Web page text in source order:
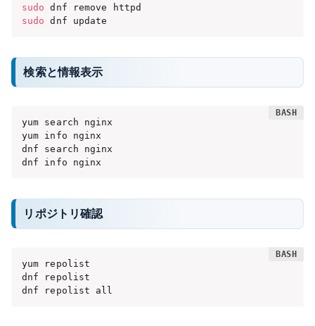
sudo
sudo dnf update
検索と情報表示
yum search nginx
yum info nginx
dnf search nginx
dnf info nginx
リポジトリ確認
yum repolist
dnf repolist
dnf repolist all